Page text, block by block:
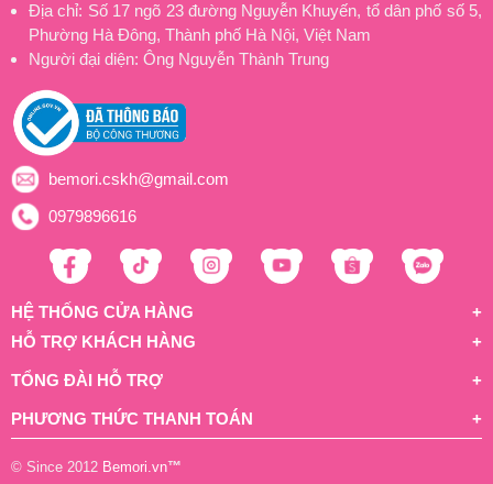
Địa chỉ: Số 17 ngõ 23 đường Nguyễn Khuyến, tổ dân phố số 5,
Phường Hà Đông, Thành phố Hà Nội, Việt Nam
Người đại diện: Ông Nguyễn Thành Trung
bemori.cskh@gmail.com
0979896616
HỆ THỐNG CỬA HÀNG
HỖ TRỢ KHÁCH HÀNG
TỔNG ĐÀI HỖ TRỢ
PHƯƠNG THỨC THANH TOÁN
© Since 2012 Bemori.vn™